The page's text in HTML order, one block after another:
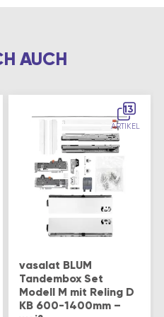
AUCH
13
ARTIKEL
vasalat BLUM
Tandembox Set
Modell M mit Reling D
KB 600-1400mm –